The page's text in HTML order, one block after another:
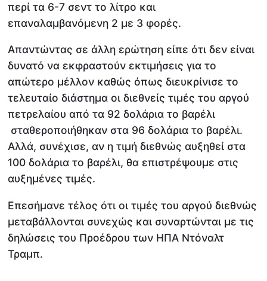
περί τα 6-7 σεντ το λίτρο και
επαναλαμβανόμενη 2 με 3 φορές.
Απαντώντας σε άλλη ερώτηση είπε ότι δεν είναι
δυνατό να εκφραστούν εκτιμήσεις για το
απώτερο μέλλον καθώς όπως διευκρίνισε το
τελευταίο διάστημα οι διεθνείς τιμές του αργού
πετρελαίου από τα 92 δολάρια το βαρέλι
σταθεροποιήθηκαν στα 96 δολάρια το βαρέλι.
Αλλά, συνέχισε, αν η τιμή διεθνώς αυξηθεί στα
100 δολάρια το βαρέλι, θα επιστρέψουμε στις
αυξημένες τιμές.
Επεσήμανε τέλος ότι οι τιμές του αργού διεθνώς
μεταβάλλονται συνεχώς και συναρτώνται με τις
δηλώσεις του Προέδρου των ΗΠΑ Ντόναλτ
Τραμπ.